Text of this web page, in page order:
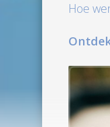
Hoe